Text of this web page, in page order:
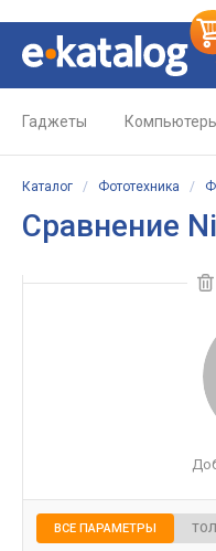
Гаджеты
Каталог / Фототехника /
Сравнение
ВСЕ ПАРАМЕТРЫ